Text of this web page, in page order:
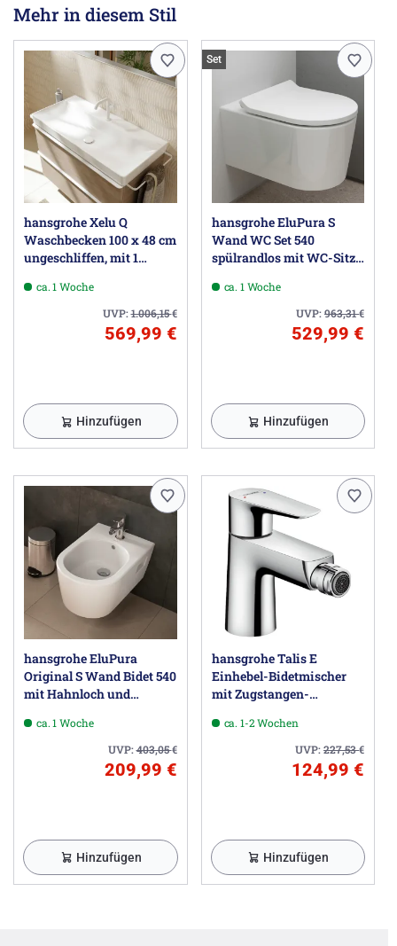
Mehr in diesem Stil
hansgrohe Xelu Q
Waschbecken 100 x 48 cm
ungeschliffen, mit 1
ca. 1 Woche
UVP:1.006,15€
569,99 €
Hinzufügen
Set
hansgrohe EluPura S
Wand WC Set 540
spülrandlos mit WC-Sitz,
HygieneEffect
ca. 1 Woche
UVP:963,31€
529,99 €
Hinzufügen
hansgrohe EluPura
Original S Wand Bidet 540
mit Hahnloch und
ca. 1 Woche
UVP:403,05€
209,99 €
Hinzufügen
hansgrohe Talis E
Einhebel-Bidetmischer
mit Zugstangen-
ca. 1-2 Wochen
UVP:227,53€
124,99 €
Hinzufügen